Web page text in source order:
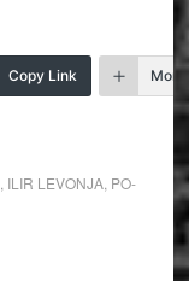
Copy Link More
ILIR LEVONJA, PO-